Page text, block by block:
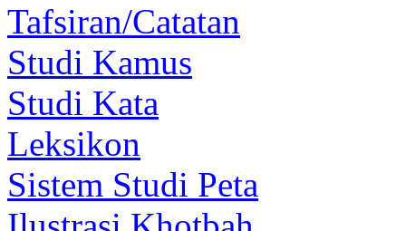
Tafsiran/Catatan
Studi Kamus
Studi Kata
Leksikon
Sistem Studi Peta